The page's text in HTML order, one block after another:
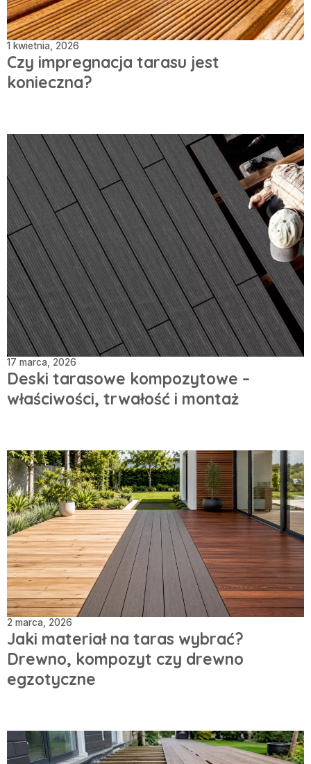
1 kwietnia, 2026
Czy impregnacja tarasu jest
konieczna?
17 marca, 2026
Deski tarasowe kompozytowe –
właściwości, trwałość i montaż
2 marca, 2026
Jaki materiał na taras wybrać?
Drewno, kompozyt czy drewno
egzotyczne